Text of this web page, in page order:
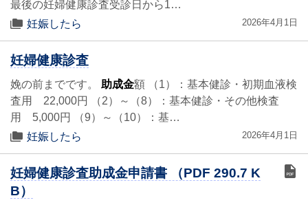
最後の妊婦健康診査受診日から1…
妊娠したら
2026年4月1日
妊婦健康診査
娩の前までです。 助成金額 （1）：基本健診・初期血液検
査用 22,000円 （2）～（8）：基本健診・その他検査
用 5,000円 （9）～（10）：基…
妊娠したら
2026年4月1日
妊婦健康診査助成金申請書 （PDF 290.7 K
B）